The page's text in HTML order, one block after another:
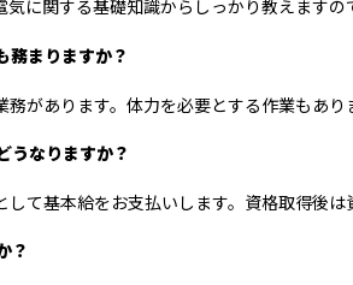
に関する基礎知識からしっかり教えます
務まりますか？
があります。体力を必要とする作業もあ
うなりますか？
て基本給をお支払いします。資格取得後
？